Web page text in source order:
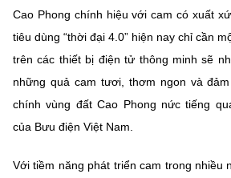
Tiêu chuẩn, đo lường, chất lượng
Năng lượng nguyên tử
Voice
Chọn ngôn ngữ
Cao Phong chính hiệu với cam có xuất
tiêu dùng “thời đại 4.0” hiện nay chỉ cần
trên các thiết bị điện tử thông minh sẽ
những quả cam tươi, thơm ngon và
chính vùng đất Cao Phong nức tiếng
của Bưu điện Việt Nam.
Với tiềm năng phát triển cam trong nhiều